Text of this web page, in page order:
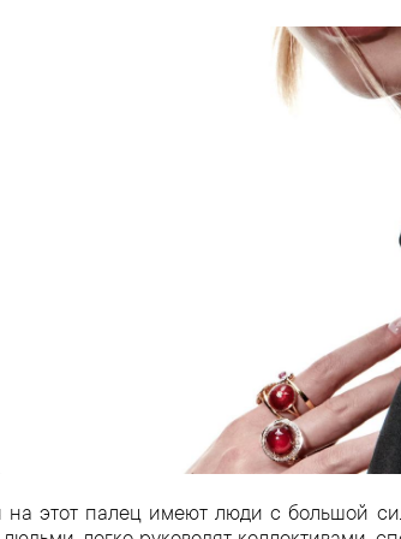
на этот палец имеют люди с большой